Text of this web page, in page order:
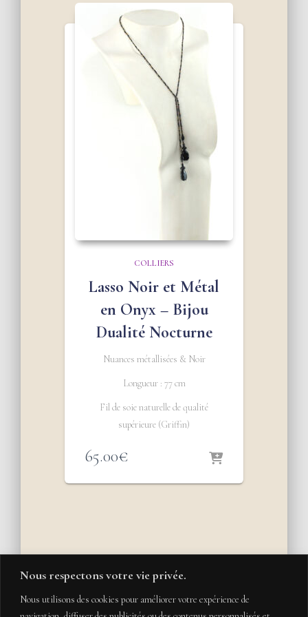
Nous respectons votre vie privée.
Nous utilisons des cookies pour améliorer votre expérience de
COLLIERS
Lasso Noir et Métal
en Onyx – Bijou
Dualité Nocturne
Nuances métallisées & Noir
Longueur : 77 cm
Fil de soie naturelle de qualité
supérieure (Griffin)
65.00€